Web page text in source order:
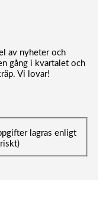
av nyheter och
gång i kvartalet och
Vi lovar!
lagras enligt